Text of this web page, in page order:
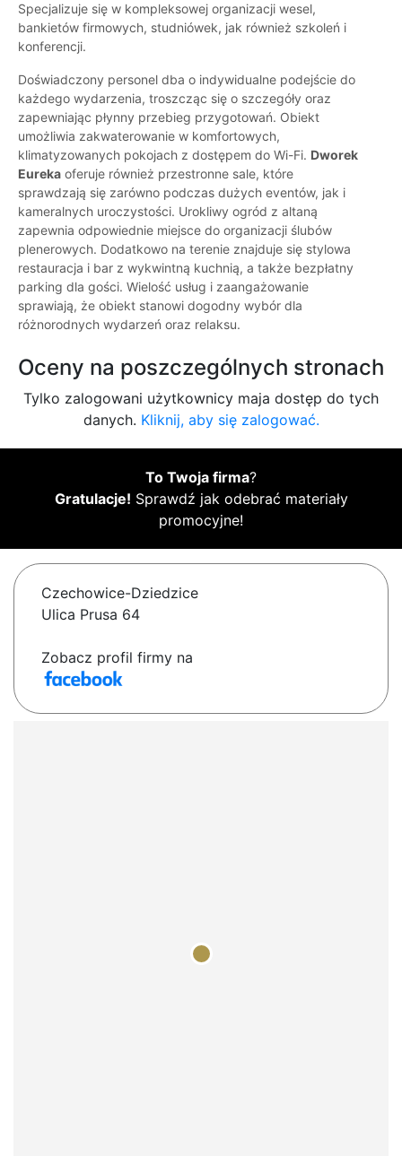
Specjalizuje się w kompleksowej organizacji wesel,
bankietów firmowych, studniówek, jak również szkoleń i
konferencji.
Doświadczony personel dba o indywidualne podejście do
każdego wydarzenia, troszcząc się o szczegóły oraz
zapewniając płynny przebieg przygotowań. Obiekt
umożliwia zakwaterowanie w komfortowych,
klimatyzowanych pokojach z dostępem do Wi-Fi. Dworek
Eureka oferuje również przestronne sale, które
sprawdzają się zarówno podczas dużych eventów, jak i
kameralnych uroczystości. Urokliwy ogród z altaną
zapewnia odpowiednie miejsce do organizacji ślubów
plenerowych. Dodatkowo na terenie znajduje się stylowa
restauracja i bar z wykwintną kuchnią, a także bezpłatny
parking dla gości. Wielość usług i zaangażowanie
sprawiają, że obiekt stanowi dogodny wybór dla
różnorodnych wydarzeń oraz relaksu.
Oceny na poszczególnych stronach
Tylko zalogowani użytkownicy maja dostęp do tych
danych. Kliknij, aby się zalogować.
To Twoja firma?
Gratulacje! Sprawdź jak odebrać materiały
promocyjne!
Czechowice-Dziedzice
Ulica Prusa 64
Zobacz profil firmy na